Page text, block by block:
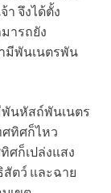
า จึงได้ตั้ง
ารถยัง
มีพันเนตรพัน
นหัสถ์พันเนตร
ทิศก็ไหว
ศก็เปล่งแสง
สัตว์ และฉาย